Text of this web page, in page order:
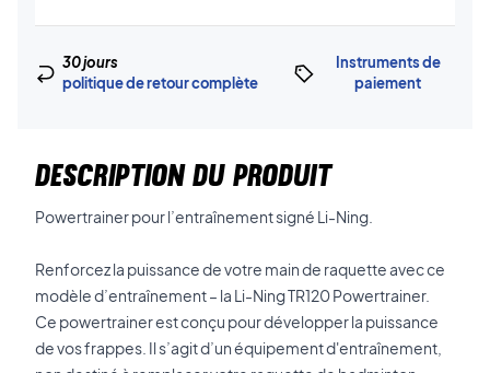
30 jours
politique de retour complète
Instruments de
paiement
DESCRIPTION DU PRODUIT
Powertrainer pour l’entraînement signé Li-Ning.
Renforcez la puissance de votre main de raquette avec ce
modèle d’entraînement – la Li-Ning TR120 Powertrainer.
Ce powertrainer est conçu pour développer la puissance
de vos frappes. Il s’agit d’un équipement d'entraînement,